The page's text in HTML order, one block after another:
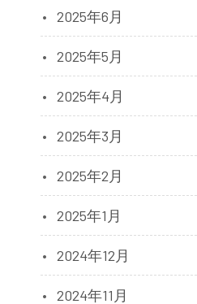
2025年6月
2025年5月
2025年4月
2025年3月
2025年2月
2025年1月
2024年12月
2024年11月